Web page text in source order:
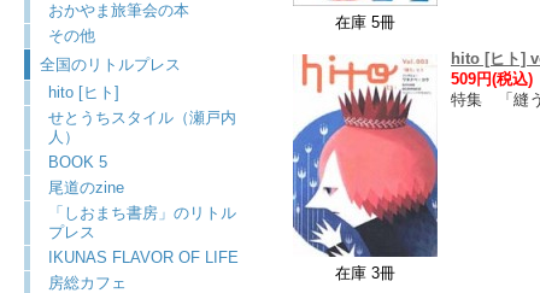
おかやま旅筆会の本
その他
全国のリトルプレス
hito [ヒト]
せとうちスタイル（瀬戸内
人）
BOOK 5
尾道のzine
「しおまち書房」のリトル
プレス
IKUNAS FLAVOR OF LIFE
房総カフェ
在庫 5冊
在庫 3冊
hito [ヒト]
509円(税込)
特集 「縫